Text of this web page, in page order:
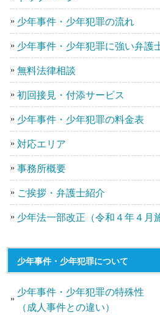
少年事件・少年犯罪の流れ
少年事件・少年犯罪に強い弁護
無料法律相談
初回接見・付添サービス
少年事件・少年犯罪の料金表
対応エリア
事務所概要
ご挨拶・弁護士紹介
少年法一部改正（令和４年４月
少年事件・少年犯罪について
少年事件・少年犯罪の特殊性
（成人事件との違い）